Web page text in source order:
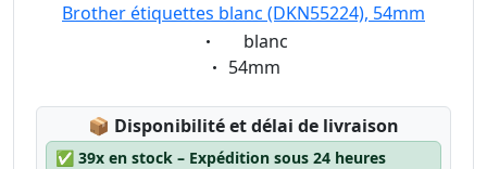
Brother étiquettes blanc (DKN55224), 54mm
Eigenschaft:
blanc
Eigenschaft:
54mm
📦 Lagerstatus:
Disponibilité et délai de livraison
✅ 39x en stock – Expédition sous 24 heures